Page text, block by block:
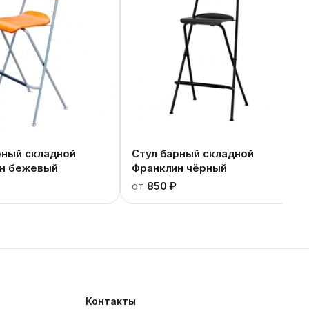
складной
бежевый
Стул барный складной
Франклин чёрный
от 850 ₽
Контакты